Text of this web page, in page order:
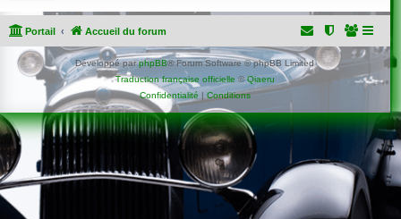
Portail Accueil du forum
Développé parphpBB® Forum Software © phpBB Limited
Traduction française officielle © Qiaeru
Confidentialité | Conditions